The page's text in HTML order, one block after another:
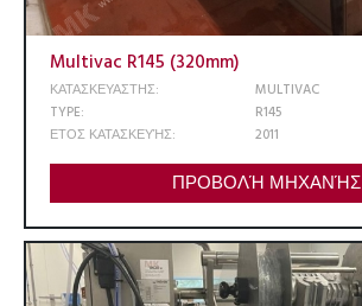
Multivac R145 (320mm)
ΚΑΤΑΣΚΕΥΑΣΤΗΣ:
MULTIVAC
TYPE:
R145
ΕΤΟΣ ΚΑΤΑΣΚΕΥΉΣ:
2011
ΠΡΟΒΟΛΉ ΜΗΧΑΝΉΣ